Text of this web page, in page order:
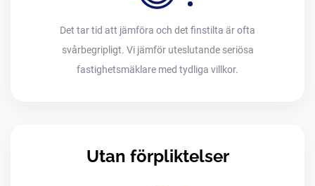
Det tar tid att jämföra och det finstilta är ofta
svårbegripligt. Vi jämför uteslutande seriösa
fastighetsmäklare med tydliga villkor.
Utan förpliktelser